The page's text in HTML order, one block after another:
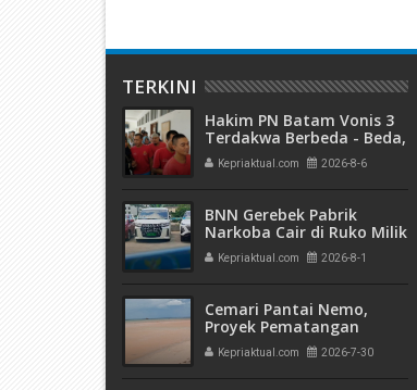
TERKINI
Hakim PN Batam Vonis 3
Terdakwa Berbeda - Beda,
Fahrurazi Muazamsyah 8
Bulan, Azzah Azzurah dan
Bulan
Kepriaktual.com 2026-8-6
BNN Gerebek Pabrik
Narkoba Cair di Ruko Milik
AHr, Alphard Disita
Terdaftar Atas Nama PT
Kepriaktual.com 2026-8-1
Cemari Pantai Nemo,
Proyek Pematangan
Lahan Teluk Mata Ikan
Diduga Tidak Kantongi
Kepriaktual.com 2026-7-30